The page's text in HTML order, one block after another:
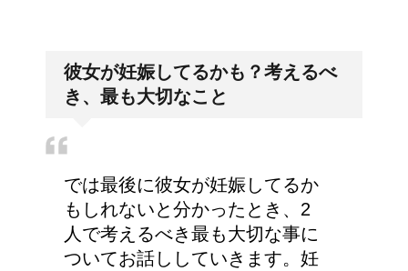
彼女が妊娠してるかも？考えるべ
き、最も大切なこと
では最後に彼女が妊娠してるか
もしれないと分かったとき、2
人で考えるべき最も大切な事に
ついてお話ししていきます。妊